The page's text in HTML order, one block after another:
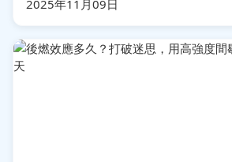
2025年11月09日